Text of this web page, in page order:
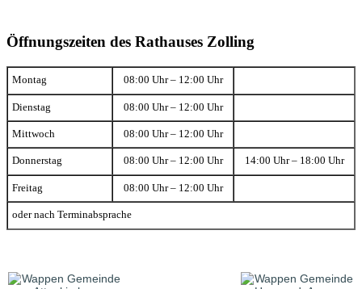
Öffnungszeiten des Rathauses Zolling
Montag 08:00 Uhr – 12:00 Uhr
Dienstag 08:00 Uhr – 12:00 Uhr
Mittwoch 08:00 Uhr – 12:00 Uhr
Donnerstag 08:00 Uhr – 12:00 Uhr 14:00 Uhr – 18:00 Uhr
Freitag 08:00 Uhr – 12:00 Uhr
oder nach Terminabsprache